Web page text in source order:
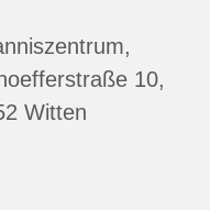
10,
Witten